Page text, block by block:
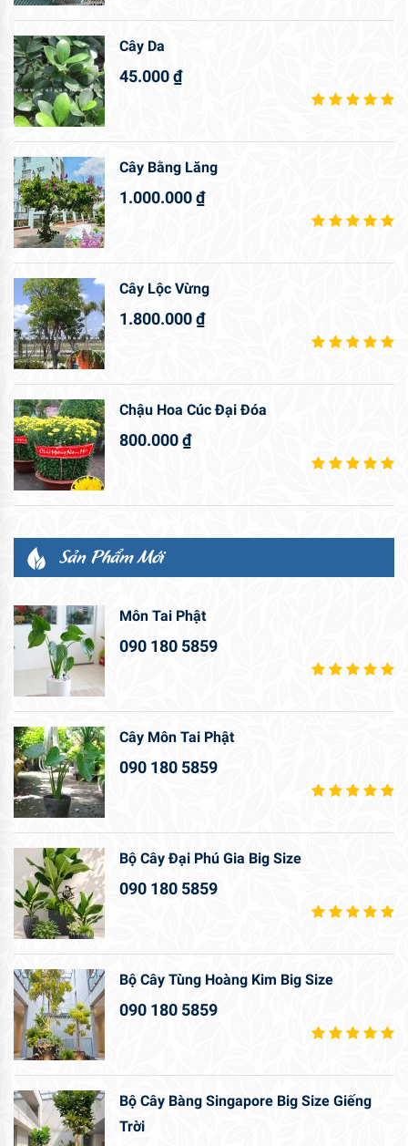
Cây Da
45.000₫
Cây Bằng Lăng
1.000.000₫
Cây Lộc Vừng
1.800.000₫
Chậu Hoa Cúc Đại Đóa
800.000₫
Sản Phẩm Mới
Môn Tai Phật
090 180 5859
Cây Môn Tai Phật
090 180 5859
Bộ Cây Đại Phú Gia Big Size
090 180 5859
Bộ Cây Tùng Hoàng Kim Big Size
090 180 5859
Bộ Cây Bàng Singapore Big Size Giếng
Trời